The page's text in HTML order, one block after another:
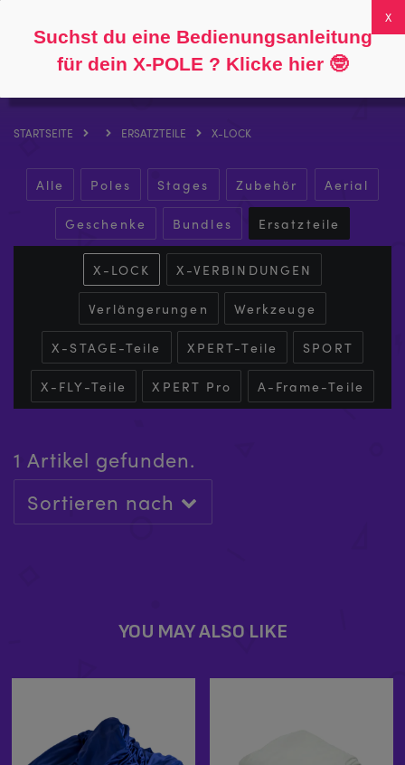
0
STARTSEITE ERSATZTEILE X-LOCK
Alle Poles Stages Zubehör Aerial
Geschenke Bundles Ersatzteile
X-LOCK X-VERBINDUNGEN
Verlängerungen Werkzeuge
X-STAGE-Teile XPERT-Teile SPORT
X-FLY-Teile XPERT Pro A-Frame-Teile
1 Artikel gefunden.
Sortieren nach
XPERT X-LOCK
£129.99-£159.99
Suchst du eine Bedienungsanleitung
für dein X-POLE ? Klicke hier 🤓